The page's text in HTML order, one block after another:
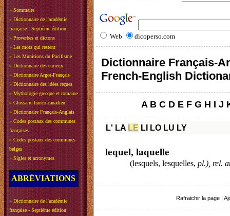
» Sommaire
» Dictionnaire de l'académie
française - Septième édition
» Proverbes et dictons
» Les mots qui restent
» Les Munitions du Pacifisme
» Dictionnaire des curieux
» Dictionnaire Argot-Français
» Dictionnaire des idées reçues
» Mythologie grecque et romaine
» Glossaire franco-canadien
» Dictionnaire Français-Anglais
» Codes postaux des communes
françaises
» Codes postaux des communes
belges
» Sigles et acronymes
ABRÉVIATIONS
» Dictionnaire de l'académie
française - Septième édition
Web dicoperso.com
Dictionnaire Français-
French-English
A B C D E F G H I J
L' LA LE LI LO LU LY
lequel, laquelle
(lesquels, lesquelles, pl.), rel.
Rafraichir la page